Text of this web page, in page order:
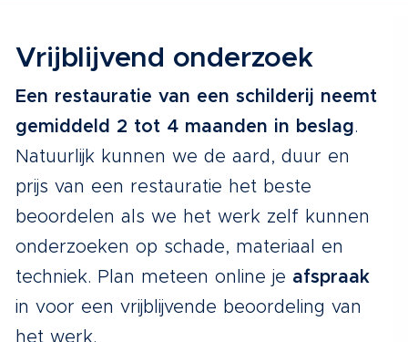
Vrijblijvend onderzoek
Een restauratie van een schilderij neemt
gemiddeld 2 tot 4 maanden in beslag.
Natuurlijk kunnen we de aard, duur en
prijs van een restauratie het beste
beoordelen als we het werk zelf kunnen
onderzoeken op schade, materiaal en
techniek. Plan meteen online je afspraak
in voor een vrijblijvende beoordeling van
het werk.